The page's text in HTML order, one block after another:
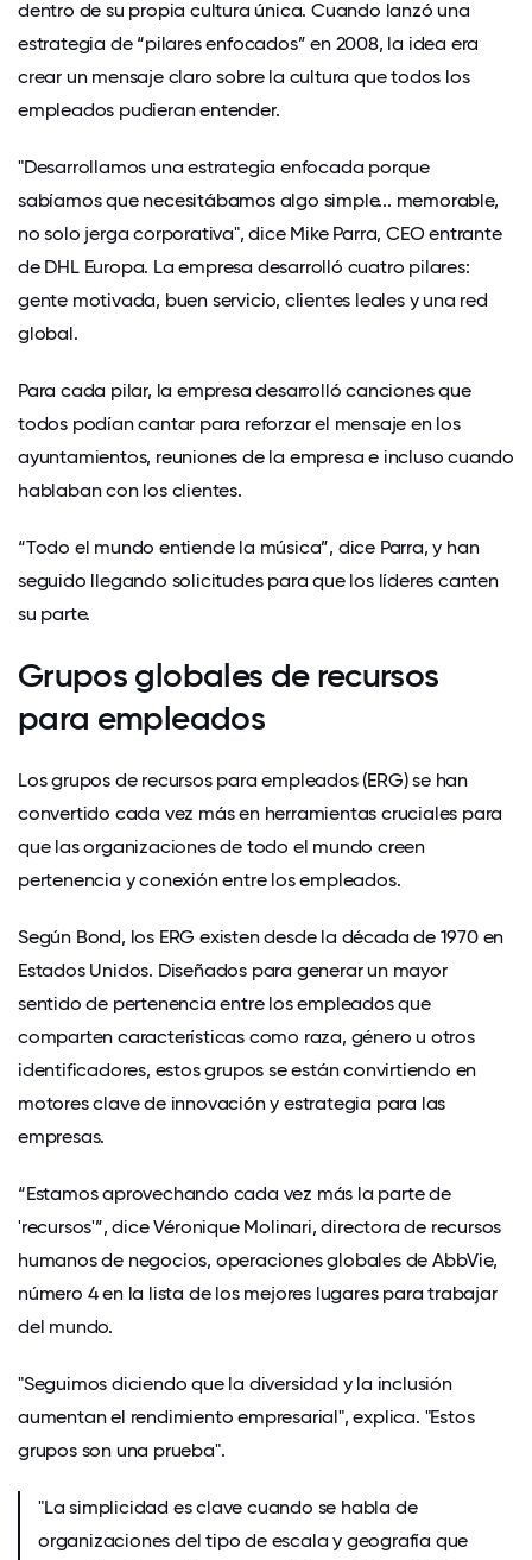
dentro de su propia cultura única. Cuando lanzó una
estrategia de “pilares enfocados” en 2008, la idea era
crear un mensaje claro sobre la cultura que todos los
empleados pudieran entender.
"Desarrollamos una estrategia enfocada porque
sabíamos que necesitábamos algo simple... memorable,
no solo jerga corporativa", dice Mike Parra, CEO entrante
de DHL Europa. La empresa desarrolló cuatro pilares:
gente motivada, buen servicio, clientes leales y una red
global.
Para cada pilar, la empresa desarrolló canciones que
todos podían cantar para reforzar el mensaje en los
ayuntamientos, reuniones de la empresa e incluso cuando
hablaban con los clientes.
“Todo el mundo entiende la música”, dice Parra, y han
seguido llegando solicitudes para que los líderes canten
su parte.
Grupos globales de recursos
para empleados
Los grupos de recursos para empleados(ERG) se han
convertido cada vez más en herramientas cruciales para
que las organizaciones de todo el mundo creen
pertenencia y conexión entre los empleados.
Según Bond, los ERG existen desde la década de 1970 en
Estados Unidos. Diseñados para generar un mayor
sentido de pertenencia entre los empleados que
comparten características como raza, género u otros
identificadores, estos grupos se están convirtiendo en
motores clave de innovación y estrategia para las
empresas.
“Estamos aprovechando cada vez más la parte de
'recursos'”, dice Véronique Molinari, directora de recursos
humanos de negocios, operaciones globales de AbbVie,
número 4 en la lista de los mejores lugares para trabajar
del mundo.
"Seguimos diciendo que la diversidad y la inclusión
aumentan el rendimiento empresarial", explica. "Estos
grupos son una prueba".
"La simplicidad es clave cuando se habla de
organizaciones del tipo de escala y geografía que